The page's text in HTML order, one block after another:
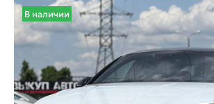
В наличии